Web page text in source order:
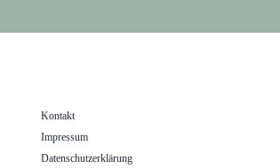
Kontakt
Impressum
Datenschutzerklärung